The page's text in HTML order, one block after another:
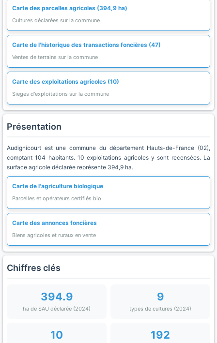
Carte des parcelles agricoles (394,9 ha)
Cultures déclarées sur la commune
Carte de l'historique des transactions foncières (47)
Ventes de terrains sur la commune
Carte des exploitations agricoles (10)
Sieges d'exploitations sur la commune
Présentation
Audignicourt est une commune du département Hauts-de-France (02),
comptant 104 habitants. 10 exploitations agricoles y sont recensées. La
surface agricole déclarée représente 394,9 ha.
Carte de l'agriculture biologique
Parcelles et opérateurs certifiés bio
Carte des annonces foncières
Biens agricoles et ruraux en vente
Chiffres clés
394.9
ha de SAU déclarée (2024)
9
types de cultures (2024)
10 192